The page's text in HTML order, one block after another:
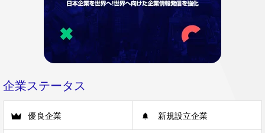
企業ステータス
優良企業 新規設立企業